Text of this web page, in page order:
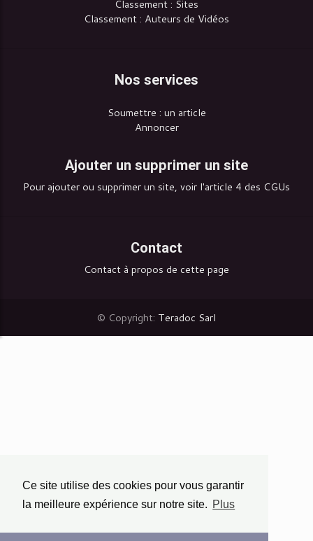
Ce site utilise des cookies pour vous garantir
la meilleure expérience sur notre site. Plus
Classement : Sites
Classement : Auteurs de Vidéos
Nos services
Soumettre : un article
Annoncer
Ajouter un supprimer un site
Pour ajouter ou supprimer un site, voir l'article 4 des CGUs
Contact
Contact à propos de cette page
© Copyright: Teradoc Sarl